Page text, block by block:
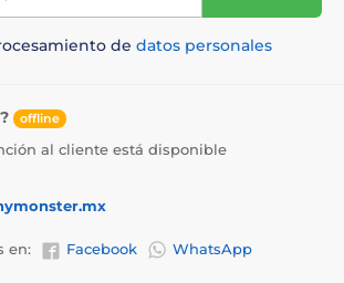
de datos personales
offline
al cliente está disponible
en: Facebook WhatsApp